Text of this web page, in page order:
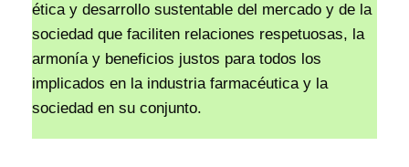
ética y desarrollo sustentable del mercado y de la
sociedad que faciliten relaciones respetuosas, la
armonía y beneficios justos para todos los
implicados en la industria farmacéutica y la
sociedad en su conjunto.